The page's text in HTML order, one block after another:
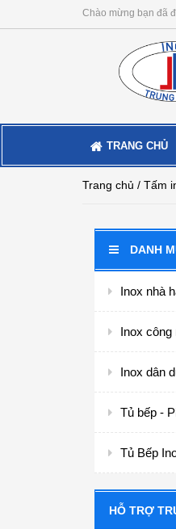
Chào mừng bạn đã
TRANG CHỦ
Trang chủ / Tấm
DANH
Inox nhà
Inox công
Inox dân
Tủ bếp -
Tủ Bếp
HỖ TRỢ